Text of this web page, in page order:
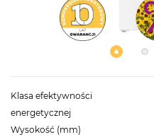
Klasa efektywności
energetycznej
Wysokość (mm)